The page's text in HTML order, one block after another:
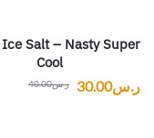
Salt – Nasty Super
Cool
ر.س40.00 ر.س30.00